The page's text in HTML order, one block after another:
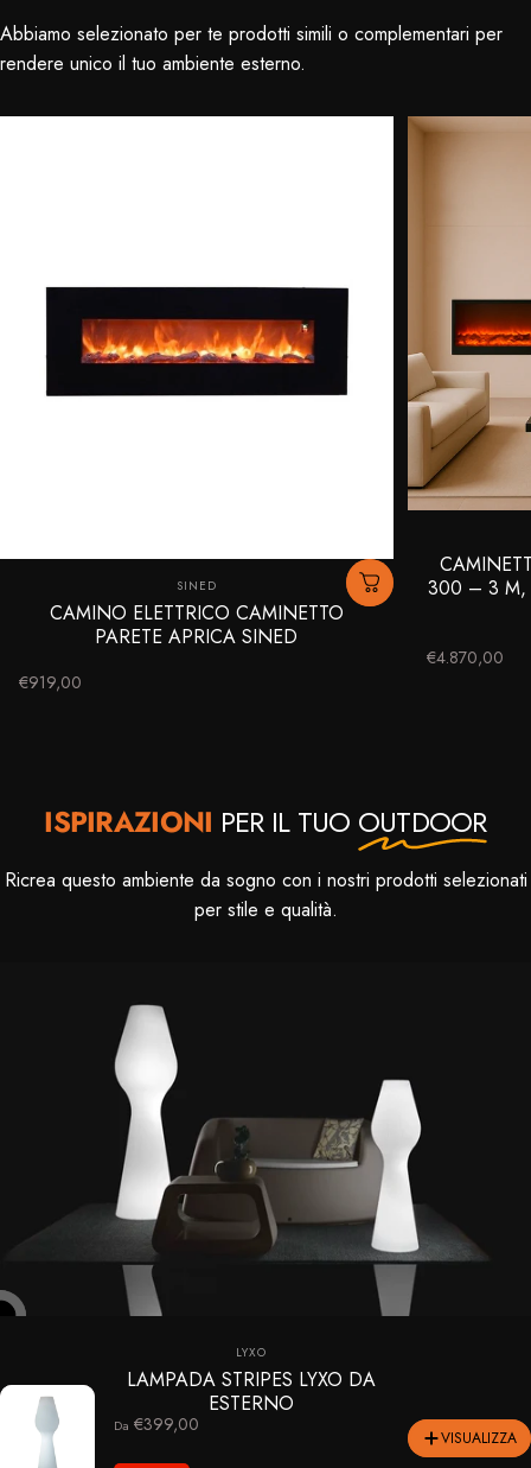
Abbiamo selezionato per te prodotti simili o complementari per
rendere unico il tuo ambiente esterno.
Fornitore:
SINED
CAMINO ELETTRICO CAMINETTO
PARETE APRICA SINED
€919,00
300 – 3 M,
€4.870,00
ISPIRAZIONI PER IL TUO OUTDOOR
Ricrea questo ambiente da sogno con i nostri prodotti selezionati
per stile e qualità.
Fornitore:
LYXO
LAMPADA STRIPES LYXO DA
ESTERNO
Da €399,00
VISUALIZZA